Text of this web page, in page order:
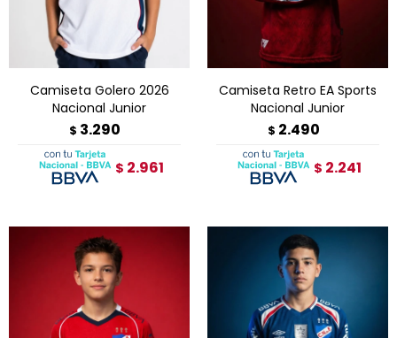
Camiseta Golero 2026
Nacional Junior
$ 3.290
$ 2.961
Camiseta Retro EA Sports
Nacional Junior
$ 2.490
$ 2.241